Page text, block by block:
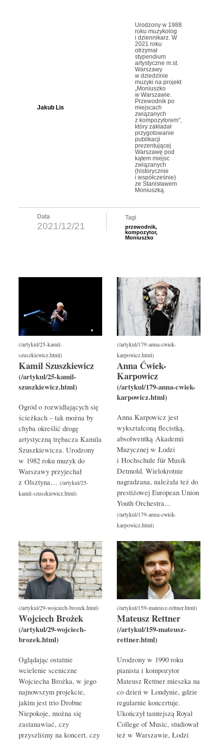
Jakub Lis
Urodzony w 1988
roku muzykolog
i dziennikarz. W
2021 roku
otrzymał
stypendium
artystyczne m.st.
Warszawy
w dziedzinie
muzyki na projekt
„Moniuszko
w Warszawie.
Przewodnik po
miejscach
związanych
z kompozytorem”,
który zakładał
przygotowanie
publikacji
prezentującej
Warszawę pod
kątem miejsc
związanych
(historycznie
i współcześnie)
ze Stanisławem
Moniuszką.
Data
2021/12/21
Tagi
przewodnik,
kompozytor,
Moniuszko
Kamil Szuszkiewicz
Ogród o rozwidlających się
ścieżkach – tak można by
chyba określić drogę
artystyczną trębacza Kamila
Szuszkiewicza. Urodzony
w 1982 roku muzyk do
Warszawy przyjechał
z Olsztyna…
Anna Ćwiek-
Karpowicz
Anna Karpowicz jest
wykształconą flecistką,
absolwentką Akademii
Muzycznej w Łodzi
i Hochschule für Musik
Detmold. Wielokrotnie
nagradzana, należała też do
prestiżowej European Union
Youth Orchestra...
Wojciech Brożek
Oglądając ostatnie
wcielenie sceniczne
Wojciecha Brożka, w jego
najnowszym projekcie,
jakim jest trio Drobne
Niepokoje, można się
zastanawiać, czy
przyszliśmy na koncert, czy
Mateusz Rettner
Urodzony w 1990 roku
pianista i kompozytor
Mateusz Rettner mieszka na
co dzień w Londynie, gdzie
regularnie koncertuje.
Ukończył tamtejszą Royal
College of Music, studiował
też w Warszawie, Łodzi